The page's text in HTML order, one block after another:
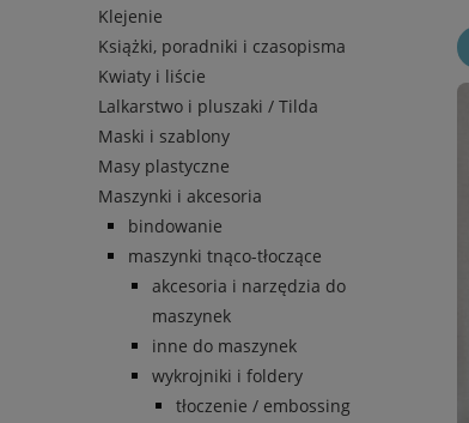
Klejenie
Książki, poradniki i czasopisma
Kwiaty i liście
Lalkarstwo i pluszaki / Tilda
Maski i szablony
Masy plastyczne
Maszynki i akcesoria
bindowanie
maszynki tnąco-tłoczące
akcesoria i narzędzia do
maszynek
inne do maszynek
wykrojniki i foldery
tłoczenie / embossing